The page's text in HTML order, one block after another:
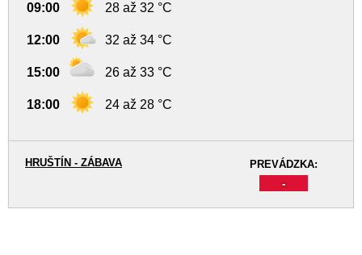
09:00 28 až 32 °C
12:00 32 až 34 °C
15:00 26 až 33 °C
18:00 24 až 28 °C
PREVÁDZKA:
-
HRUŠTÍN - ZÁBAVA